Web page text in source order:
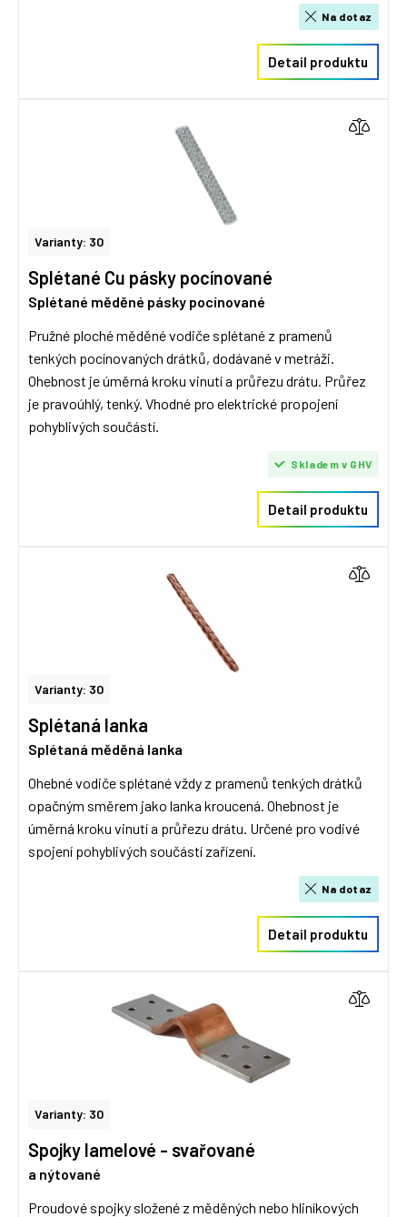
Na dotaz
Detail produktu
Varianty: 30
Splétané Cu pásky pocínované
Splétané měděné pásky pocínované
Pružné ploché měděné vodiče splétané z pramenů
tenkých pocínovaných drátků, dodávané v metráži.
Ohebnost je úměrná kroku vinutí a průřezu drátu. Průřez
je pravoúhlý, tenký. Vhodné pro elektrické propojení
pohyblivých součástí.
Skladem v GHV
Detail produktu
Varianty: 30
Splétaná lanka
Splétaná měděná lanka
Ohebné vodiče splétané vždy z pramenů tenkých drátků
opačným směrem jako lanka kroucená. Ohebnost je
úměrná kroku vinutí a průřezu drátu. Určené pro vodivé
spojení pohyblivých součástí zařízení.
Na dotaz
Detail produktu
Varianty: 30
Spojky lamelové - svařované
a nýtované
Proudové spojky složené z měděných nebo hliníkových